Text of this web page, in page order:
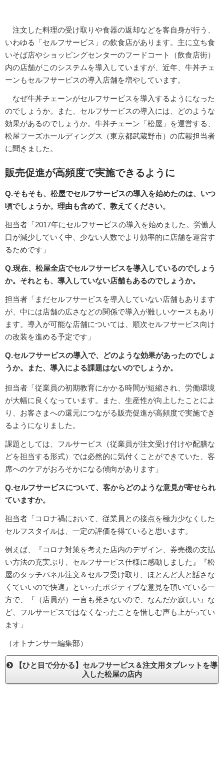
注文した料理の受け取りや食器の返却などを客自身が行う、
いわゆる「セルフサービス」の飲食店があります。主に立ち食
いそば店やショッピングセンターのフードコート（飲食店街）
内の店舗がこのシステムを導入していますが、近年、牛丼チェ
ーンもセルフサービスの導入店舗を増やしています。
なぜ牛丼チェーンがセルフサービスを導入するようになった
のでしょうか。また、セルフサービスの導入には、どのような
効果があるのでしょうか。牛丼チェーン「松屋」を運営する、
松屋フーズホールディングス（東京都武蔵野市）の広報担当者
に聞きました。
販売促進が高頻度で実施できるように
Q.そもそも、松屋でセルフサービスの導入を始めたのは、いつ
頃でしょうか。理由も含めて、教えてください。
担当者「2017年にセルフサービスの導入を始めました。労働人
口が減少していく中、少ない人数でより効率的に店舗を運営す
るためです」
Q.現在、松屋全店でセルフサービスを導入しているのでしょう
か。それとも、導入していない店舗もあるのでしょうか。
担当者「まだセルフサービスを導入していない店舗もあります
が、中には店舗の広さなどの関係で導入が難しいケースもあり
ます。導入が可能な店舗については、順次セルフサービス向け
の改装を進める予定です」
Q.セルフサービスの導入で、どのような効果があったのでしょ
うか。また、導入による課題はないのでしょうか。
担当者「従業員の初期教育にかかる時間が短縮され、労働環境
が大幅に良くなっています。また、生産性が向上したことによ
り、お客さまへの還元につながる販売促進が高頻度で実施でき
るようになりました。
課題としては、フルサービス（従業員が注文受け付けや配膳な
どを担当する形式）では必然的に気付くことができていた、客
席へのケアがおろそかになる傾向があります」
Q.セルフサービスについて、客からどのような意見が寄せられ
ていますか。
担当者「コロナ禍において、従業員との接点を極力少なくした
セルフスタイルは、一定の評価を得ていると思います。
例えば、『コロナ対策を考えた店内のデザイン、券売機の支払
い方法の充実ぶり、セルフサービス仕様に感動しました』『松
屋のタッチパネル注文＆セルフ受け取り、ほとんど人と話さな
くていいので快適』といったポジティブな意見を頂いている一
方で、『（店員が）一言も発さないので、なんだか寂しい』な
ど、フルサービスではなくなったことを惜しむ声も上がってい
ます」
（オトナンサー編集部）
【ひと目で分かる】セルフサービス＆注文用タブレットを導
入した松屋の店内